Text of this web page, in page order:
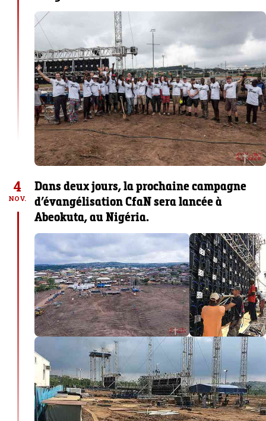
4
NOV.
Dans deux jours, la prochaine campagne
d’évangélisation CfaN sera lancée à
Abeokuta, au Nigéria.